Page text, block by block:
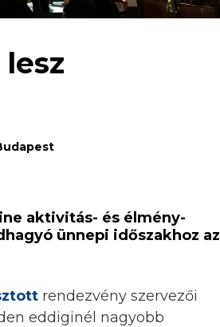
aktivitás- és élmény-
ünnepi időszakhoz az
rendezvény szervezői
eddiginél nagyobb